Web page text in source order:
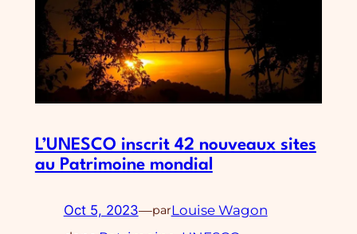
L’UNESCO inscrit 42 nouveaux sites
au Patrimoine mondial
Oct 5, 2023—parLouise Wagon